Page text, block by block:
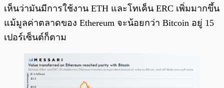
เห็นว่ามันมีการใช้งาน ETH และโทเค็น ERC เพิ่มมากขึ้น
แม้มูลค่าตลาดของ Ethereum จะน้อยกว่า Bitcoin อยู่ 15
เปอร์เซ็นต์ก็ตาม